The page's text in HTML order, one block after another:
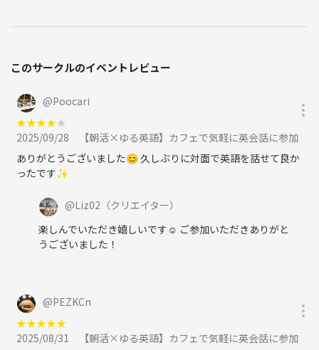
このサークルのイベントレビュー
@Poocari
★★★★★
2025/09/28
【朝活×ゆる英語】カフェで気軽に英会話に参加
ありがとうございました😊 久しぶりに対面で英語を話せて良か
ったです✨
@Liz02 （クリエイター）
楽しんでいただき嬉しいです☺️ ご参加いただきありがと
うございました！
@PEZKCn
★★★★★
2025/08/31
【朝活×ゆる英語】カフェで気軽に英会話に参加